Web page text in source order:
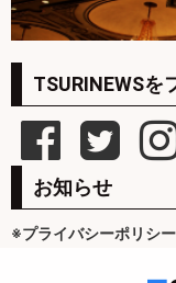
TSURINEWSを
お知らせ
※プライバシーポリシ